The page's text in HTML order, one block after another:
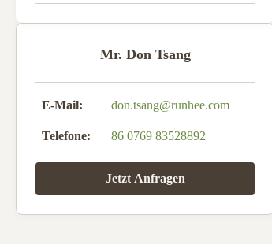
Mr. Don Tsang
E-Mail: don.tsang@runhee.com
Telefone: 86 0769 83528892
Jetzt Anfragen